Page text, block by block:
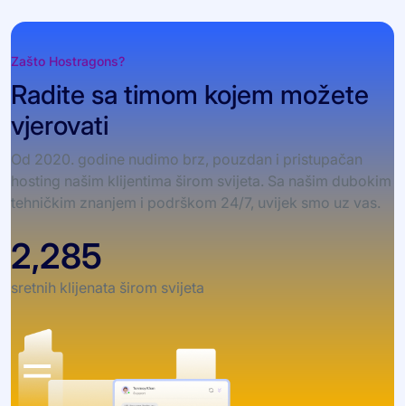
Zašto Hostragons?
Radite sa timom kojem možete
vjerovati
Od 2020. godine nudimo brz, pouzdan i pristupačan
hosting našim klijentima širom svijeta. Sa našim dubokim
tehničkim znanjem i podrškom 24/7, uvijek smo uz vas.
2,285
sretnih klijenata širom svijeta